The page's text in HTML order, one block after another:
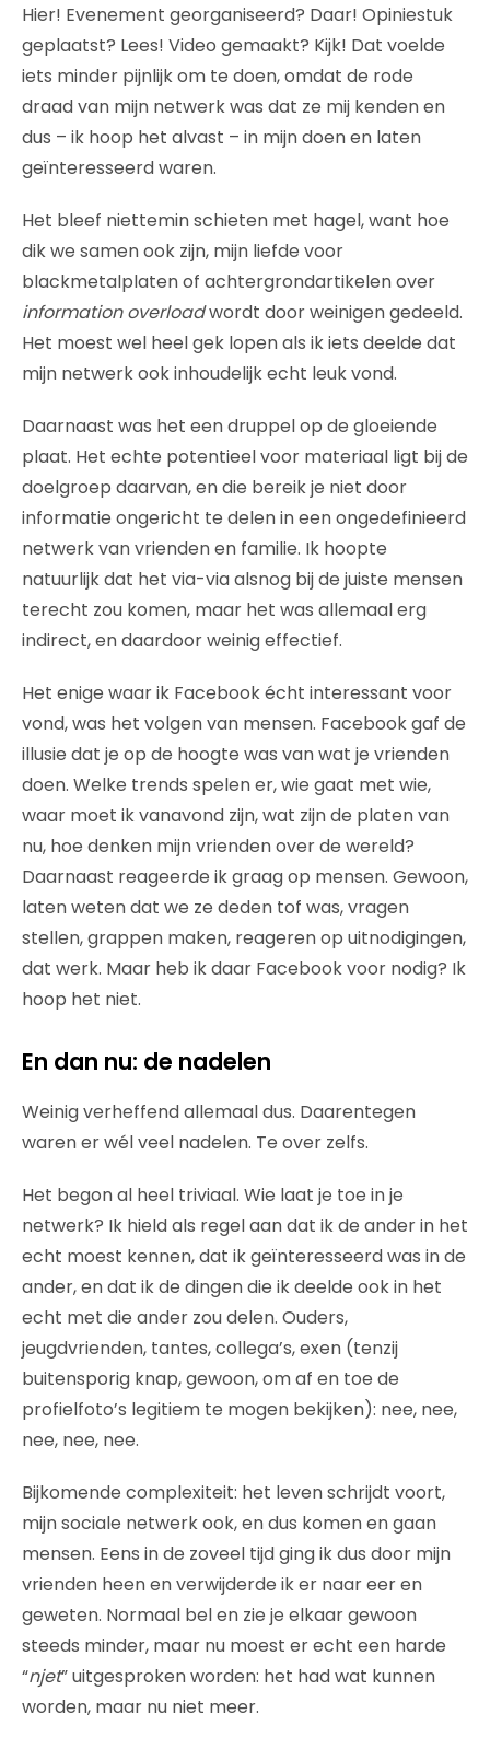
Hier! Evenement georganiseerd? Daar! Opiniestuk
geplaatst? Lees! Video gemaakt? Kijk! Dat voelde
iets minder pijnlijk om te doen, omdat de rode
draad van mijn netwerk was dat ze mij kenden en
dus – ik hoop het alvast – in mijn doen en laten
geïnteresseerd waren.
Het bleef niettemin schieten met hagel, want hoe
dik we samen ook zijn, mijn liefde voor
blackmetalplaten of achtergrondartikelen over
information overloadwordt door weinigen gedeeld.
Het moest wel heel gek lopen als ik iets deelde dat
mijn netwerk ook inhoudelijk echt leuk vond.
Daarnaast was het een druppel op de gloeiende
plaat. Het echte potentieel voor materiaal ligt bij de
doelgroep daarvan, en die bereik je niet door
informatie ongericht te delen in een ongedefinieerd
netwerk van vrienden en familie. Ik hoopte
natuurlijk dat het via-via alsnog bij de juiste mensen
terecht zou komen, maar het was allemaal erg
indirect, en daardoor weinig effectief.
Het enige waar ik Facebook écht interessant voor
vond, was het volgen van mensen. Facebook gaf de
illusie dat je op de hoogte was van wat je vrienden
doen. Welke trends spelen er, wie gaat met wie,
waar moet ik vanavond zijn, wat zijn de platen van
nu, hoe denken mijn vrienden over de wereld?
Daarnaast reageerde ik graag op mensen. Gewoon,
laten weten dat we ze deden tof was, vragen
stellen, grappen maken, reageren op uitnodigingen,
dat werk. Maar heb ik daar Facebook voor nodig? Ik
hoop het niet.
En dan nu: de nadelen
Weinig verheffend allemaal dus. Daarentegen
waren er wél veel nadelen. Te over zelfs.
Het begon al heel triviaal. Wie laat je toe in je
netwerk? Ik hield als regel aan dat ik de ander in het
echt moest kennen, dat ik geïnteresseerd was in de
ander, en dat ik de dingen die ik deelde ook in het
echt met die ander zou delen. Ouders,
jeugdvrienden, tantes, collega’s, exen (tenzij
buitensporig knap, gewoon, om af en toe de
profielfoto’s legitiem te mogen bekijken): nee, nee,
nee, nee, nee.
Bijkomende complexiteit: het leven schrijdt voort,
mijn sociale netwerk ook, en dus komen en gaan
mensen. Eens in de zoveel tijd ging ik dus door mijn
vrienden heen en verwijderde ik er naar eer en
geweten. Normaal bel en zie je elkaar gewoon
steeds minder, maar nu moest er echt een harde
“njet” uitgesproken worden: het had wat kunnen
worden, maar nu niet meer.